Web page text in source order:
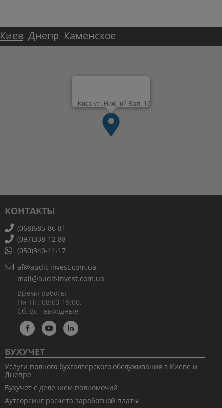
Киев Днепр Каменское
Киев ул. Нижний Вал, 15
КОНТАКТЫ
(068)685-86-81
(097)338-12-88
(050)340-11-17
af@audit-invest.com.ua
mail@audit-invest.com.ua
Время работы
Пн-Пт: 08:00-19:00,
Сб, Вс - выходные
БУХУЧЕТ
Услуги полного бухгалтерского обслуживания в Киеве и
Днепре
Бухучет с делением полномочий
Аутсорсинг расчета заработной платы